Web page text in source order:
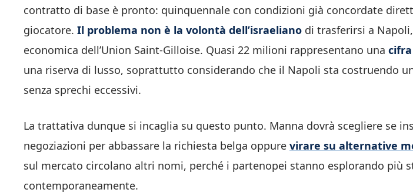
contratto di base è pronto: quinquennale con condizioni già concordate
giocatore. Il problema non è la volontà dell’israeliano di trasferirsi a
economica dell’Union Saint-Gilloise. Quasi 22 milioni rappresentano una
una riserva di lusso, soprattutto considerando che il Napoli sta costruendo
senza sprechi eccessivi.
La trattativa dunque si incaglia su questo punto. Manna dovrà scegliere se
negoziazioni per abbassare la richiesta belga oppure virare su alternative
sul mercato circolano altri nomi, perché i partenopei stanno esplorando più
contemporaneamente.